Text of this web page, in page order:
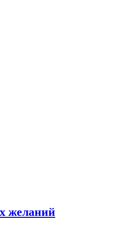
желаний